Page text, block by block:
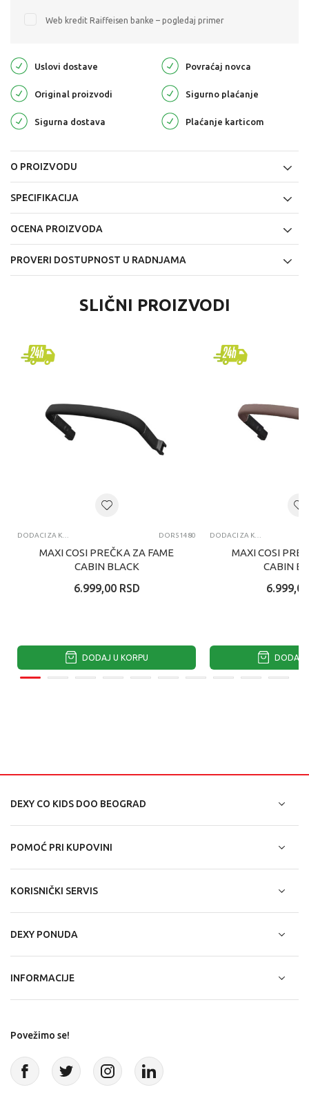
Web kredit Raiffeisen banke – pogledaj primer
Uslovi dostave Povraćaj novca
Original proizvodi Sigurno plaćanje
Sigurna dostava Plaćanje karticom
O PROIZVODU
SPECIFIKACIJA
OCENA PROIZVODA
PROVERI DOSTUPNOST U RADNJAMA
SLIČNI PROIZVODI
DODACI ZA KOLICA DOR51480
MAXI COSI PREČKA ZA FAME
CABIN BLACK
6.999,00 RSD
DODAJ U KORPU
DODACI ZA KOLICA
MAXI COSI
CABIN
6.999,00
DODAJ
DEXY CO KIDS DOO BEOGRAD
POMOĆ PRI KUPOVINI
KORISNIČKI SERVIS
DEXY PONUDA
INFORMACIJE
Povežimo se!